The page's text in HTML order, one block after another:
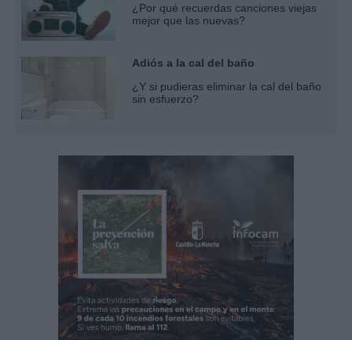
¿Por qué recuerdas canciones viejas
mejor que las nuevas?
Adiós a la cal del baño
¿Y si pudieras eliminar la cal del baño
sin esfuerzo?